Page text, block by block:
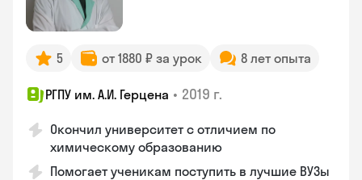
5 от 1880 ₽ за урок 8 лет опыта
РГПУ им. А.И. Герцена • 2019 г.
Окончил университет с отличием по
химическому образованию
Помогает ученикам поступить в лучшие ВУЗы